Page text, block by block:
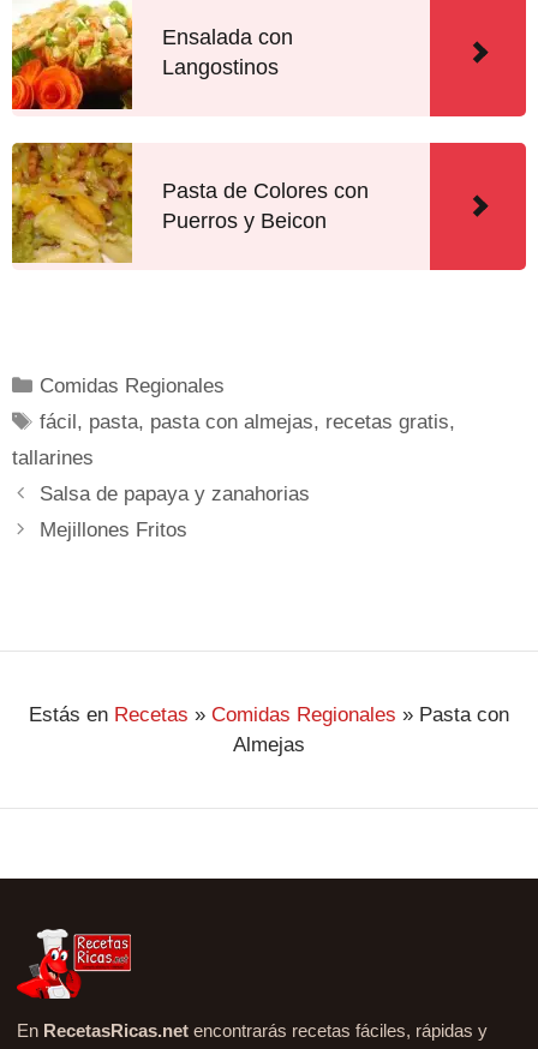
Ensalada con
Langostinos
Pasta de Colores con
Puerros y Beicon
Comidas Regionales
fácil , pasta, pasta con almejas, recetas gratis,
tallarines
Salsa de papaya y zanahorias
Mejillones Fritos
Estás en Recetas » Comidas Regionales » Pasta con
Almejas
En RecetasRicas.net encontrarás recetas fáciles, rápidas y